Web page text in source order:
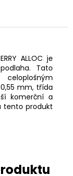
ALLOC je
Tato
mm, třída
komerční a
tento produkt